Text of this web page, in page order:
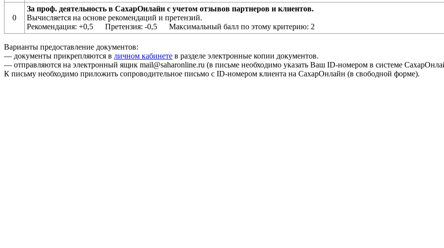
0
За проф. деятельность в СахарОнлайн с учетом отзывов партнеров и клиентов.
Вычисляется на основе рекомендаций и претензий.
Рекомендация: +0,5 Претензия: -0,5 Максимальный балл по этому критерию: 2
Варианты предоставление документов:
— документы прикрепляются в личном кабинете в разделе электронные копии документов.
— отправляются на электронный ящик mail@saharonline.ru (в письме необходимо указать Ваш ID-номером в системе
К письму необходимо приложить сопроводительное письмо с ID-номером клиента на СахарОнлайн (в свободной форме).